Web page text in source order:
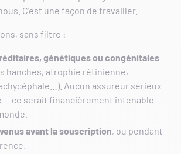
C’est une façon de travailler.
sans filtre :
génétiques ou congénitales
hanches, atrophie rétinienne,
Aucun assureur sérieux
— ce serait financièrement intenable
avant la souscription, ou pendant